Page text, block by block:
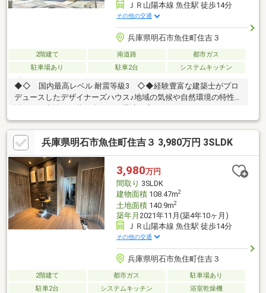
ＪＲ山陽本線 魚住駅 徒歩14分
その他の交通
兵庫県明石市魚住町住吉３
2階建て 南道路
都市ガス
駐車場あり
駐車2台 システムキッチン
◆◇ 国内最高レベル 耐震等級3 ◇◆経験豊富な建築士がプロ
デュースしたデザイナーズハウス♪地域の気候や自然環境の特性を
◆◇ モデルハウス ◇◆兵庫県南部地域に17か所のモデルハウ
スをご用意！・平日も見学可能・展示場ではわからない隣の家と
の関わり、リアルなサイズで実際の暮らしをイメージしやすいの
でお家づくりのご参考に♪◆◇ ご来店・モデルハウス見学
◇◆【見学予約】から「その他のご要望」欄にご希望の日時をご
入力ください。お電話からも予約可能です！まずはお気軽にお問
い合わせ下さい♪
兵庫県明石市魚住町住吉３ 3,980万円 3SLDK
3,980万円
間取り 3SLDK
建物面積108.47m2
土地面積140.9m2
築年月 2021年11月(築4年10ヶ月)
ＪＲ山陽本線 魚住駅 徒歩14分
その他の交通
兵庫県明石市魚住町住吉３
2階建て 都市ガス
駐車場あり
駐車2台
システムキッチン 浴室乾燥機